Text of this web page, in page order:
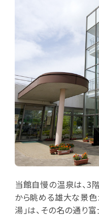
当館自慢の温泉は、3
から眺める雄大な景色
湯」は、その名の通り